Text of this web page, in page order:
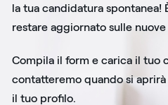
la tua candidatura spontanea!
restare aggiornato sulle
Compila il form e carica il tuo
contatteremo quando si
il tuo profilo.